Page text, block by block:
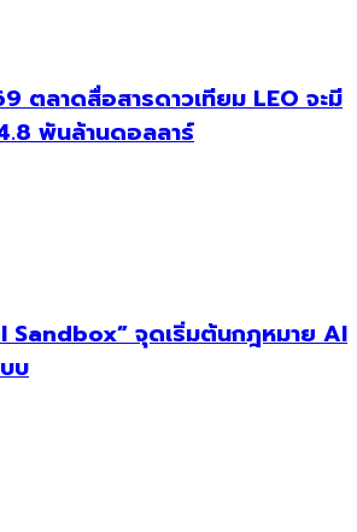
ตลาดสื่อสารดาวเทียม LEO จะมี
พันล้านดอลลาร์
Sandbox” จุดเริ่มต้นกฎหมาย AI
บ